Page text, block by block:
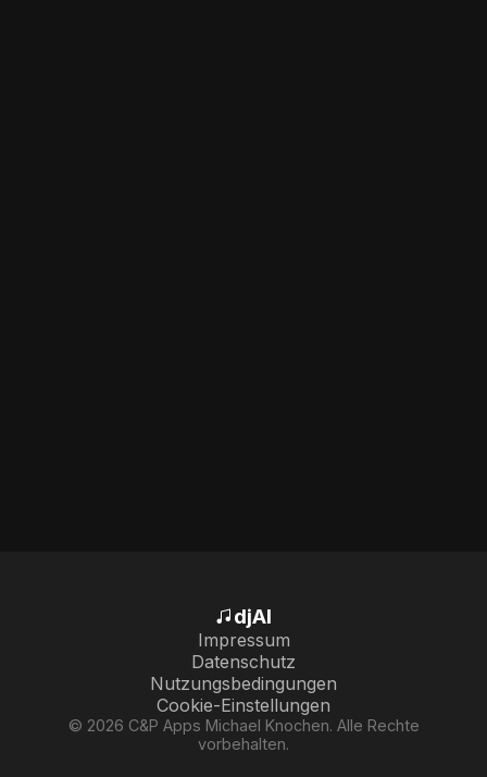
djAI
Impressum
Datenschutz
Nutzungsbedingungen
Cookie-Einstellungen
© 2026 C&P Apps Michael Knochen. Alle Rechte
vorbehalten.